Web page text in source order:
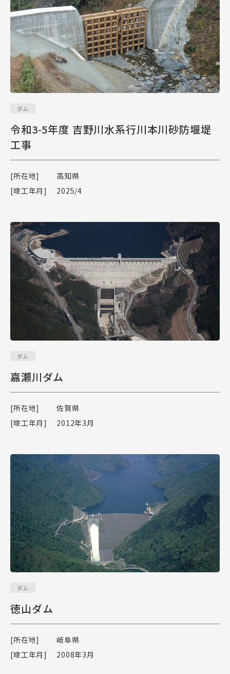
ダム
令和3-5年度 吉野川水系行川本川砂防堰堤
工事
[所在地]
高知県
[竣工年月]
2025/4
ダム
嘉瀬川ダム
[所在地]
佐賀県
[竣工年月]
2012年3月
ダム
徳山ダム
[所在地]
岐阜県
[竣工年月]
2008年3月